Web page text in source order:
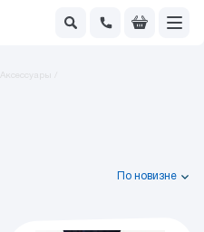
Аксессуары /
По новизне